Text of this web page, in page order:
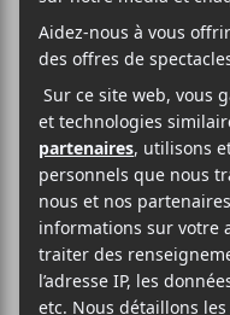
Le Matos +
2018-04-12 @ 21:00
AJOUTER AU